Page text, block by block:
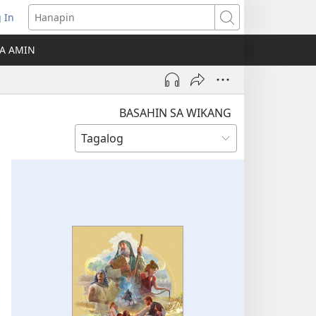
In
Hanapin
AMIN
BASAHIN SA WIKANG